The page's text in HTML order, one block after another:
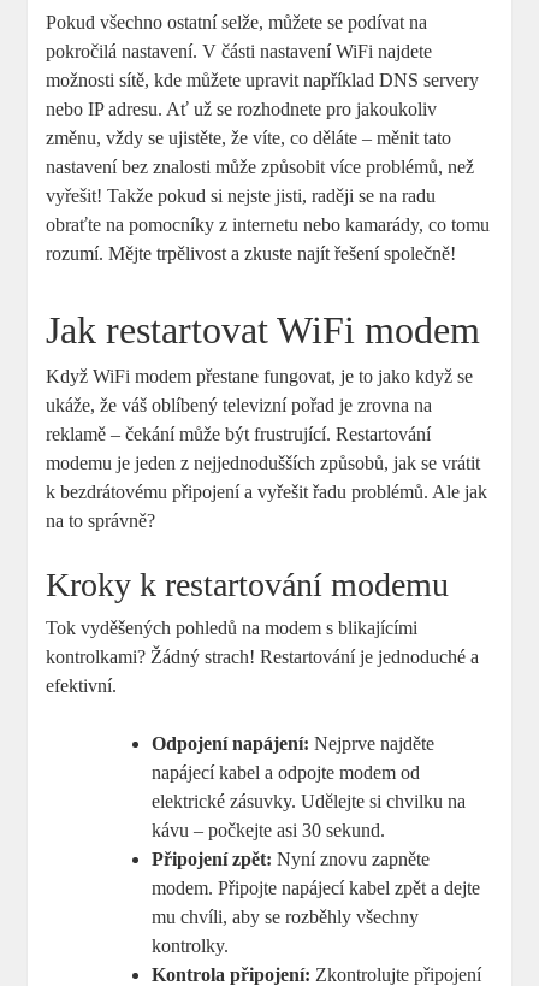
Pokud všechno ostatní selže, můžete se podívat na
pokročilá nastavení. V části nastavení WiFi najdete
možnosti sítě, kde můžete upravit například DNS servery
nebo IP adresu. Ať už se rozhodnete pro jakoukoliv
změnu, vždy se ujistěte, že víte, co děláte – měnit tato
nastavení bez znalosti může způsobit více problémů, než
vyřešit! Takže pokud si nejste jisti, raději se na radu
obraťte na pomocníky z internetu nebo kamarády, co tomu
rozumí. Mějte trpělivost a zkuste najít řešení společně!
Jak restartovat WiFi modem
Když WiFi modem přestane fungovat, je to jako když se
ukáže, že váš oblíbený televizní pořad je zrovna na
reklamě – čekání může být frustrující. Restartování
modemu je jeden z nejjednodušších způsobů, jak se vrátit
k bezdrátovému připojení a vyřešit řadu problémů. Ale jak
na to správně?
Kroky k restartování modemu
Tok vyděšených pohledů na modem s blikajícími
kontrolkami? Žádný strach! Restartování je jednoduché a
efektivní.
Odpojení napájení: Nejprve najděte
napájecí kabel a odpojte modem od
elektrické zásuvky. Udělejte si chvilku na
kávu – počkejte asi 30 sekund.
Připojení zpět: Nyní znovu zapněte
modem. Připojte napájecí kabel zpět a dejte
mu chvíli, aby se rozběhly všechny
kontrolky.
Kontrola připojení: Zkontrolujte připojení